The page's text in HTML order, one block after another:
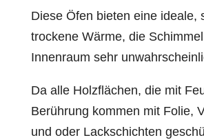
Diese Öfen bieten eine ideale,
trockene Wärme, die
Innenraum sehr
Da alle Holzflächen, die mit
Berührung kommen mit Folie,
und oder Lackschichten